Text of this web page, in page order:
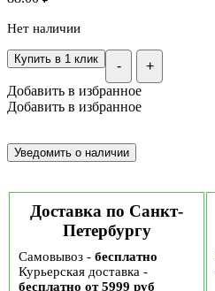
Нет наличии
- +
Купить в 1 клик
Добавить в избранное
Добавить в избранное
Доставка по Санкт-
Петербургу
Самовывоз - бесплатно
Курьерская доставка -
бесплатно от 5999 руб